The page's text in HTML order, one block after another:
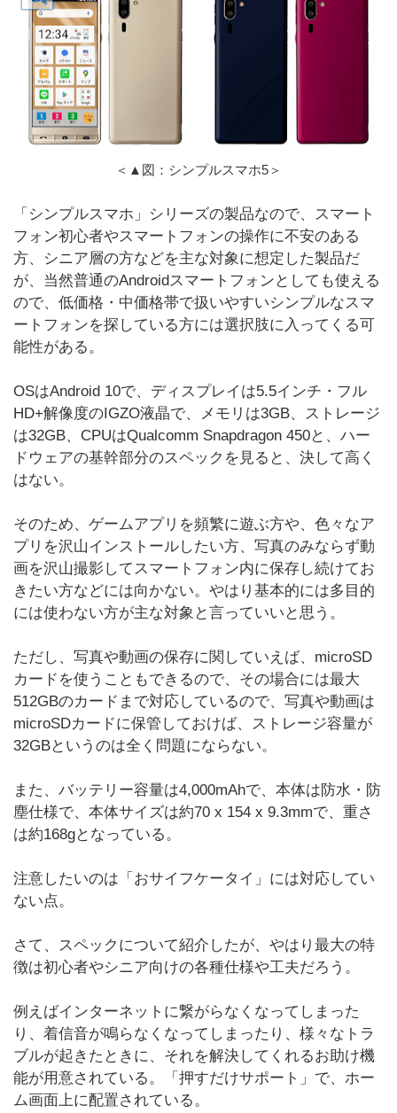
＜▲図：シンプルスマホ5＞
「シンプルスマホ」シリーズの製品なので、スマート
フォン初心者やスマートフォンの操作に不安のある
方、シニア層の方などを主な対象に想定した製品だ
が、当然普通のAndroidスマートフォンとしても使える
ので、低価格・中価格帯で扱いやすいシンプルなスマ
ートフォンを探している方には選択肢に入ってくる可
能性がある。
OSはAndroid 10で、ディスプレイは5.5インチ・フル
HD+解像度のIGZO液晶で、メモリは3GB、ストレージ
は32GB、CPUはQualcomm Snapdragon 450と、ハー
ドウェアの基幹部分のスペックを見ると、決して高く
はない。
そのため、ゲームアプリを頻繁に遊ぶ方や、色々なア
プリを沢山インストールしたい方、写真のみならず動
画を沢山撮影してスマートフォン内に保存し続けてお
きたい方などには向かない。やはり基本的には多目的
には使わない方が主な対象と言っていいと思う。
ただし、写真や動画の保存に関していえば、microSD
カードを使うこともできるので、その場合には最大
512GBのカードまで対応しているので、写真や動画は
microSDカードに保管しておけば、ストレージ容量が
32GBというのは全く問題にならない。
また、バッテリー容量は4,000mAhで、本体は防水・防
塵仕様で、本体サイズは約70 x 154 x 9.3mmで、重さ
は約168gとなっている。
注意したいのは「おサイフケータイ」には対応してい
ない点。
さて、スペックについて紹介したが、やはり最大の特
徴は初心者やシニア向けの各種仕様や工夫だろう。
例えばインターネットに繋がらなくなってしまった
り、着信音が鳴らなくなってしまったり、様々なトラ
ブルが起きたときに、それを解決してくれるお助け機
能が用意されている。「押すだけサポート」で、ホー
ム画面上に配置されている。